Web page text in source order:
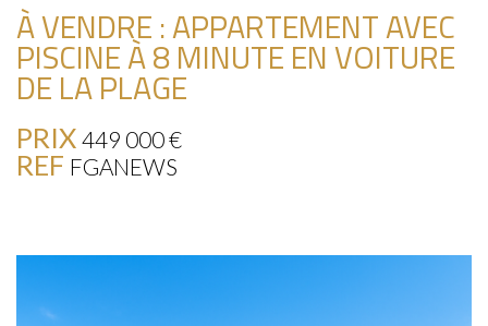
À VENDRE : APPARTEMENT AVEC
PISCINE À 8 MINUTE EN VOITURE
DE LA PLAGE
PRIX 449 000€
REF FGANEWS